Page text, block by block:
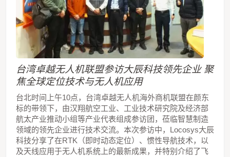
台湾卓越无人机联盟参访大辰科技领先企业 聚
焦全球定位技术与无人机应用
台北时间上午10点，台湾卓越无人机海外商机联盟在颜东
标的带领下，由汉翔航空工业、工业技术研究院及经济部
航太产业推动小组等产业代表组成参访团，莅临智慧制造
领域的领先企业进行技术交流。本次参访中，Locosys大辰
科技分享了在RTK（即时动态定位）、惯性导航技术，以
及天线应用于无人机系统上的最新成果，并特别介绍了飞